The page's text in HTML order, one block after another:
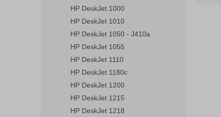
HP DeskJet 1000
HP DeskJet 1010
HP DeskJet 1050 - J410a
HP DeskJet 1055
HP DeskJet 1110
HP DeskJet 1180c
HP DeskJet 1200
HP DeskJet 1215
HP DeskJet 1218